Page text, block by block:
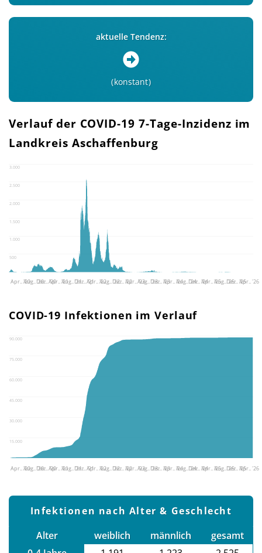
aktuelle Tendenz:
konstant
Verlauf der COVID-19 7-Tage-Inzidenz im
Landkreis Aschaffenburg
500
1.000
1.500
2.000
2.500
3.000
Apr.. '20Aug.. '20Dez.. '20Apr.. '21Aug.. '21Dez.. '21Apr.. '22Aug.. '22Dez.. '22Apr.. '23Aug.. '23Dez.. '23Apr.. '24Aug.. '24Dez.. '24Apr.. '25Aug.. '25Dez.. '25Apr.. '26
COVID-19 Infektionen im Verlauf
15.000
30.000
45.000
60.000
75.000
90.000
Apr.. '20Aug.. '20Dez.. '20Apr.. '21Aug.. '21Dez.. '21Apr.. '22Aug.. '22Dez.. '22Apr.. '23Aug.. '23Dez.. '23Apr.. '24Aug.. '24Dez.. '24Apr.. '25Aug.. '25Dez.. '25Apr.. '26
Infektionen nach Alter & Geschlecht
Alter
weiblich männlich
gesamt